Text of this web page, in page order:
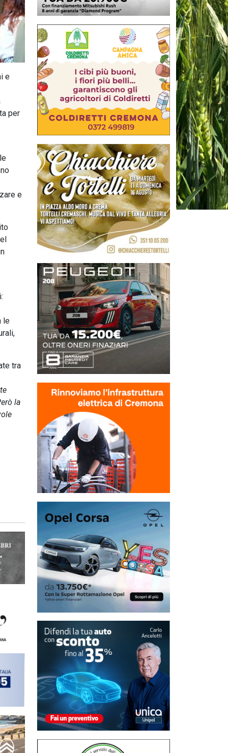
e
per
e
le
tra
la